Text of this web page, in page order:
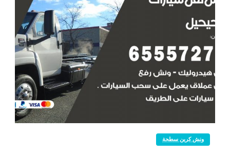
ونش كرين سطحة